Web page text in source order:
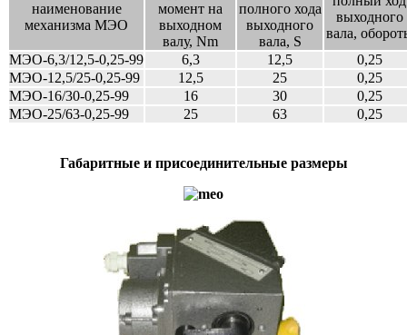
наименование
механизма МЭО
момент на
выходном
валу, Nm
полного хода
выходного
вала, S
выходного
вала,
МЭО-6,3/12,5-0,25-99
6,3 12,5
0,25
МЭО-12,5/25-0,25-99
12,5 25
0,25
МЭО-16/30-0,25-99
16 30
0,25
МЭО-25/63-0,25-99
25 63 0,25
Габаритные и присоединительные размеры